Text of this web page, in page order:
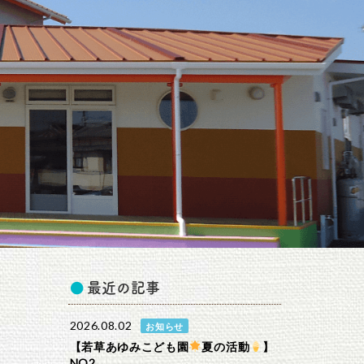
最近の記事
2026.08.02 お知らせ
【若草あゆみこども園 夏の活動
】